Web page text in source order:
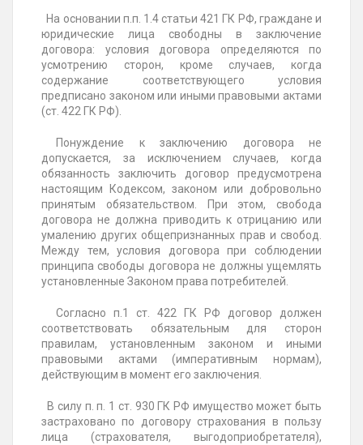
На основании п.п. 1.4 статьи 421 ГК РФ, граждане и
юридические лица свободны в заключение
договора: условия договора определяются по
усмотрению сторон, кроме случаев, когда
содержание соответствующего условия
предписано законом или иными правовыми актами
(ст. 422 ГК РФ).
Понуждение к заключению договора не
допускается, за исключением случаев, когда
обязанность заключить договор предусмотрена
настоящим Кодексом, законом или добровольно
принятым обязательством. При этом, свобода
договора не должна приводить к отрицанию или
умалению других общепризнанных прав и свобод.
Между тем, условия договора при соблюдении
принципа свободы договора не должны ущемлять
установленные Законом права потребителей.
Согласно п.1 ст. 422 ГК РФ договор должен
соответствовать обязательным для сторон
правилам, установленным законом и иными
правовыми актами (императивным нормам),
действующим в момент его заключения.
В силу п. п. 1 ст. 930 ГК РФ имущество может быть
застраховано по договору страхования в пользу
лица (страхователя, выгодоприобретателя),